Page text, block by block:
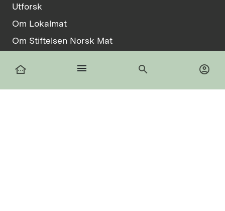
other_houses menu search account_circle
Utforsk
Om Lokalmat
Om Stiftelsen Norsk Mat
Informasjonskapsler
facebook